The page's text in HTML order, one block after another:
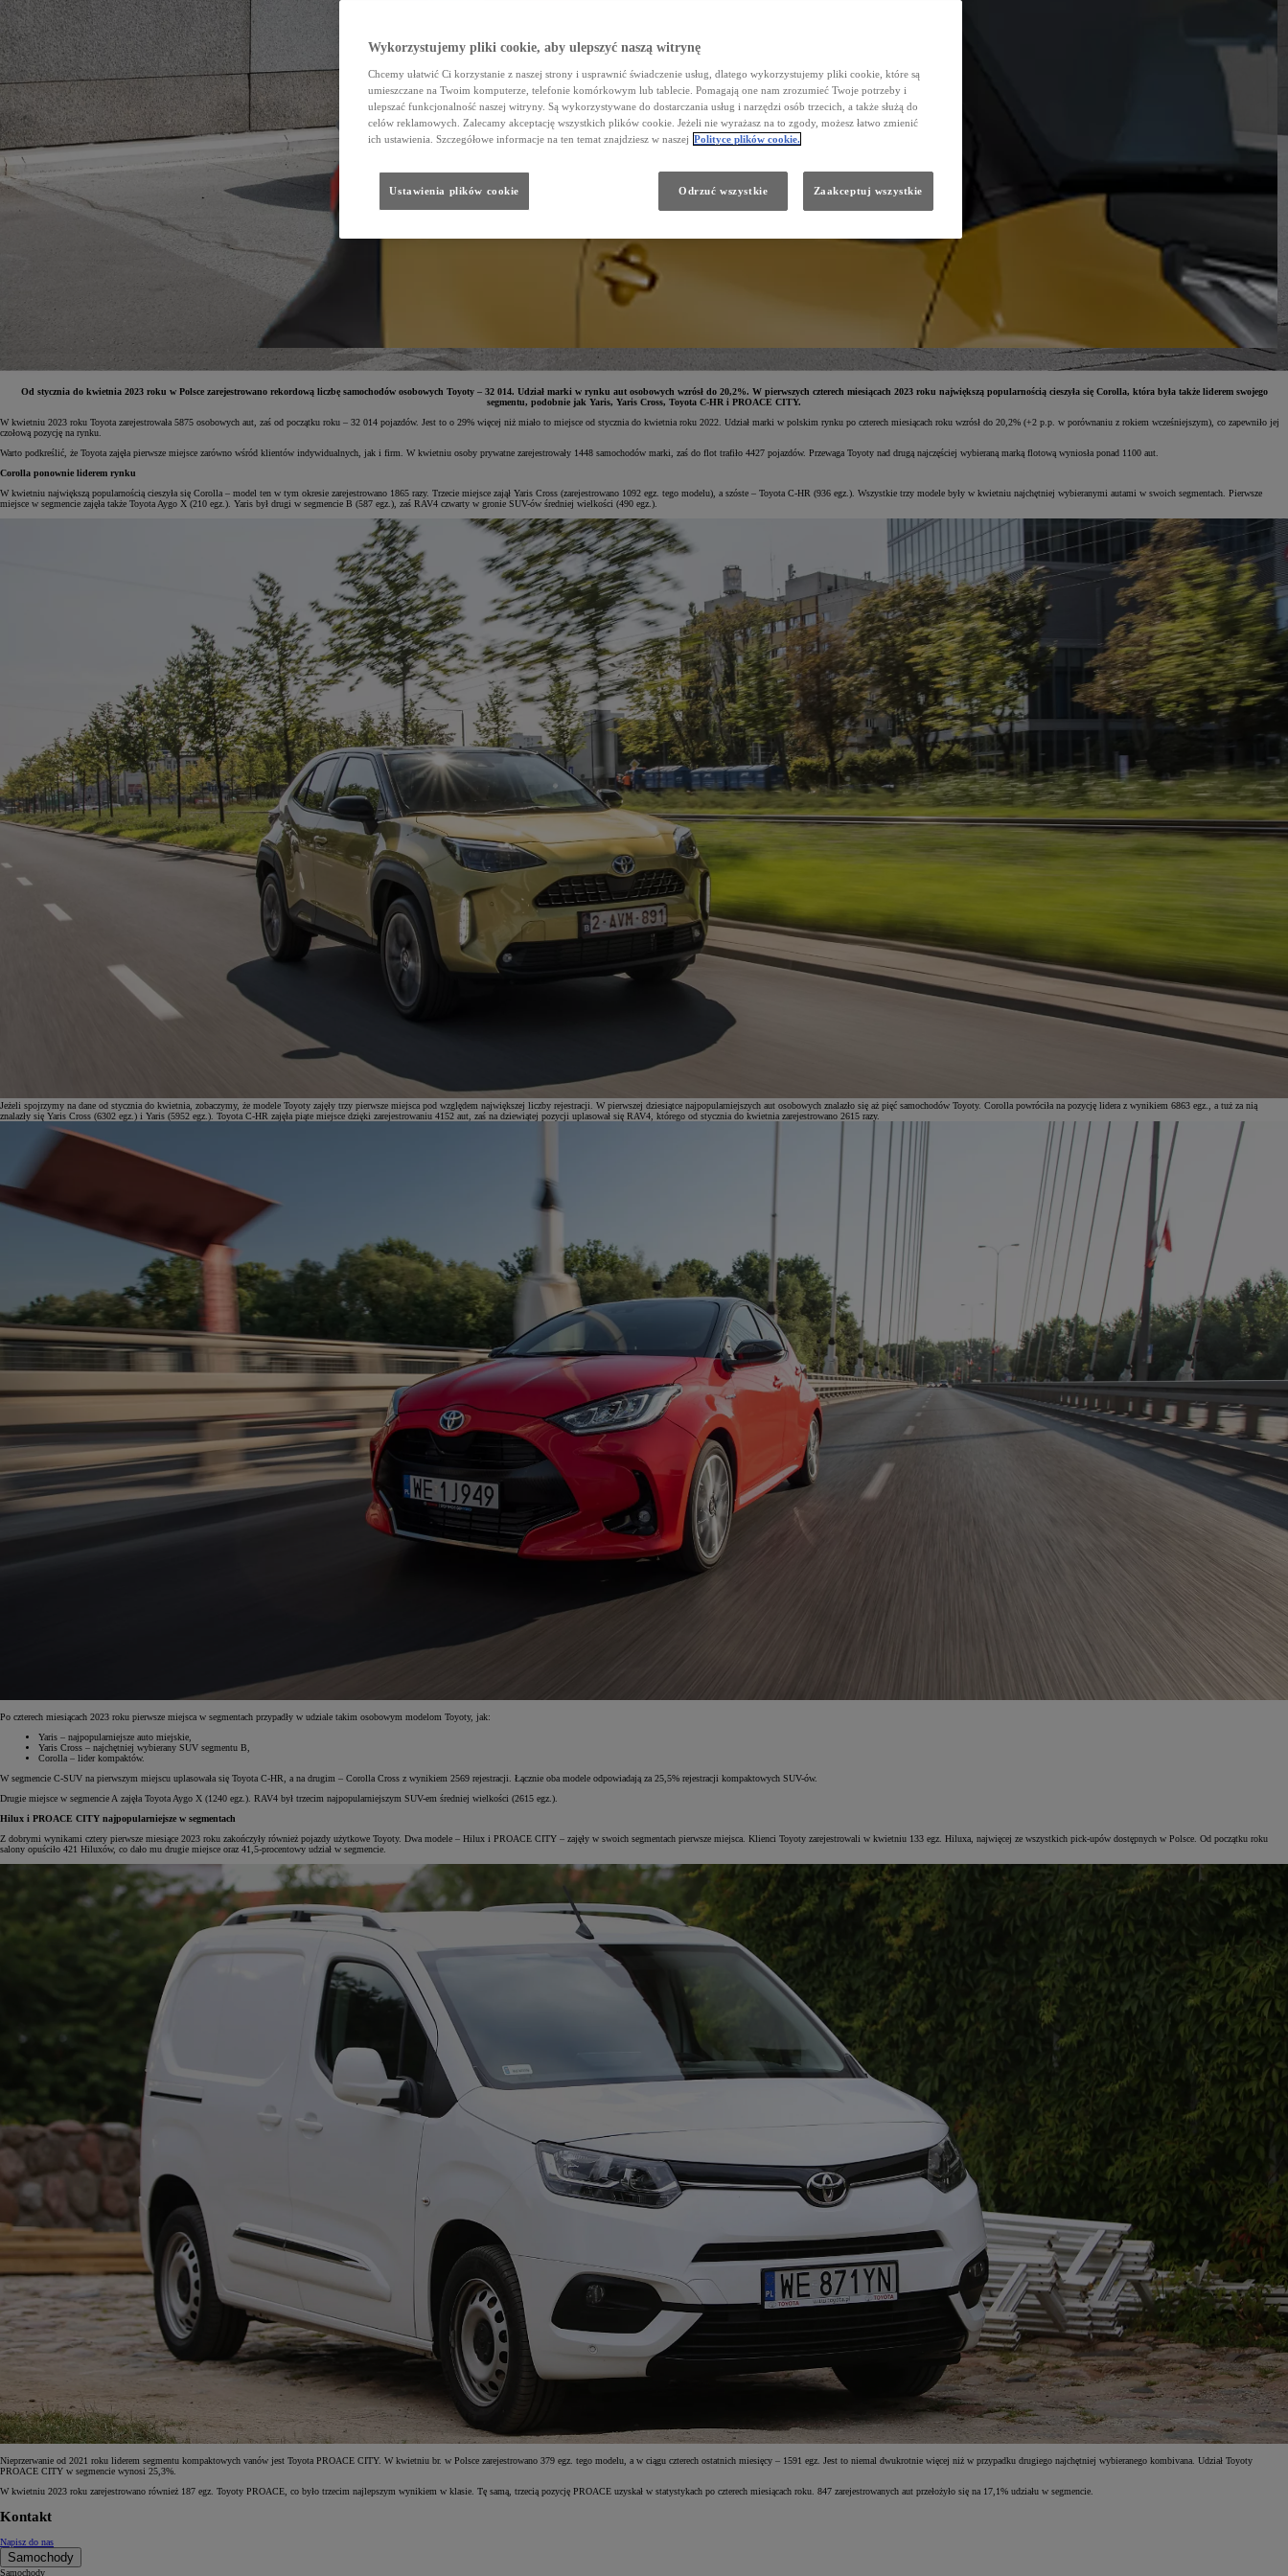
Od
Od stycznia do kwietnia 2023 roku w Polsce zarejestrowano rekordową liczbę samochodów osobowych Toyoty – 32 014. Udział marki w rynku aut osobowych wzrósł do 20,2%. W pierwszych czterech miesiącach 2023 roku największą popularnością cieszyła się Corolla, która była także liderem swojego
segmentu, podobnie jak Yaris, Yaris Cross, Toyota C-HR i PROACE CITY.
W kwietniu 2023 roku Toyota zarejestrowała 5875 osobowych aut, zaś od początku roku – 32 014 pojazdów. Jest to o 29% więcej niż miało to miejsce od stycznia do kwietnia roku 2022. Udział marki w polskim rynku po czterech miesiącach roku wzrósł do 20,2% (+2 p.p. w porównaniu z rokiem wcześniejszym), co zapewniło jej
czołową pozycję na rynku.
Warto podkreślić, że Toyota zajęła pierwsze miejsce zarówno wśród klientów indywidualnych, jak i firm. W kwietniu osoby prywatne zarejestrowały 1448 samochodów marki, zaś do flot trafiło 4427 pojazdów. Przewaga Toyoty nad drugą najczęściej wybieraną marką flotową wyniosła ponad 1100 aut.
Corolla ponownie liderem rynku
W kwietniu największą popularnością cieszyła się Corolla – model ten w tym okresie zarejestrowano 1865 razy. Trzecie miejsce zajął Yaris Cross (zarejestrowano 1092 egz. tego modelu), a szóste – Toyota C-HR (936 egz.). Wszystkie trzy modele były w kwietniu najchętniej wybieranymi autami w swoich segmentach. Pierwsze
miejsce w segmencie zajęła także Toyota Aygo X (210 egz.). Yaris był drugi w segmencie B (587 egz.), zaś RAV4 czwarty w gronie SUV-ów średniej wielkości (490 egz.).
Jeżeli spojrzymy na dane od stycznia do kwietnia, zobaczymy, że modele Toyoty zajęły trzy pierwsze miejsca pod względem największej liczby rejestracji. W pierwszej dziesiątce najpopularniejszych aut osobowych znalazło się aż pięć samochodów Toyoty. Corolla powróciła na pozycję lidera z wynikiem 6863 egz., a tuż za nią
znalazły się Yaris Cross (6302 egz.) i Yaris (5952 egz.). Toyota C-HR zajęła piąte miejsce dzięki zarejestrowaniu 4152 aut, zaś na dziewiątej pozycji uplasował się RAV4, którego od stycznia do kwietnia zarejestrowano 2615 razy.
Po czterech miesiącach 2023 roku pierwsze miejsca w segmentach przypadły w udziale takim osobowym modelom Toyoty, jak:
Yaris – najpopularniejsze auto miejskie,
Yaris Cross – najchętniej wybierany SUV segmentu B,
Corolla – lider kompaktów.
W segmencie C-SUV na pierwszym miejscu uplasowała się Toyota C-HR, a na drugim – Corolla Cross z wynikiem 2569 rejestracji. Łącznie oba modele odpowiadają za 25,5% rejestracji kompaktowych SUV-ów.
Drugie miejsce w segmencie A zajęła Toyota Aygo X (1240 egz.). RAV4 był trzecim najpopularniejszym SUV-em średniej wielkości (2615 egz.).
Hilux i PROACE CITY najpopularniejsze w segmentach
Z dobrymi wynikami cztery pierwsze miesiące 2023 roku zakończyły również pojazdy użytkowe Toyoty. Dwa modele – Hilux i PROACE CITY – zajęły w swoich segmentach pierwsze miejsca. Klienci Toyoty zarejestrowali w kwietniu 133 egz. Hiluxa, najwięcej ze wszystkich pick-upów dostępnych w Polsce. Od początku roku
salony opuściło 421 Hiluxów, co dało mu drugie miejsce oraz 41,5-procentowy udział w segmencie.
Nieprzerwanie od 2021 roku liderem segmentu kompaktowych vanów jest Toyota PROACE CITY. W kwietniu br. w Polsce zarejestrowano 379 egz. tego modelu, a w ciągu czterech ostatnich miesięcy – 1591 egz. Jest to niemal dwukrotnie więcej niż w przypadku drugiego najchętniej wybieranego kombivana. Udział Toyoty
PROACE CITY w segmencie wynosi 25,3%.
W kwietniu 2023 roku zarejestrowano również 187 egz. Toyoty PROACE, co było trzecim najlepszym wynikiem w klasie. Tę samą, trzecią pozycję PROACE uzyskał w statystykach po czterech miesiącach roku. 847 zarejestrowanych aut przełożyło się na 17,1% udziału w segmencie.
Kontakt
Napisz do nas
Samochody
Samochody
Wykorzystujemy pliki cookie, aby ulepszyć naszą witrynę
Chcemy ułatwić Ci korzystanie z naszej strony i usprawnić świadczenie usług, dlatego wykorzystujemy pliki cookie, które są
umieszczane na Twoim komputerze, telefonie komórkowym lub tablecie. Pomagają one nam zrozumieć Twoje potrzeby i
ulepszać funkcjonalność naszej witryny. Są wykorzystywane do dostarczania usług i narzędzi osób trzecich, a także służą do
celów reklamowych. Zalecamy akceptację wszystkich plików cookie. Jeżeli nie wyrażasz na to zgody, możesz łatwo zmienić
ich ustawienia. Szczegółowe informacje na ten temat znajdziesz w naszej Polityce plików cookie.
Ustawienia plików cookie Odrzuć wszystkie Zaakceptuj wszystkie